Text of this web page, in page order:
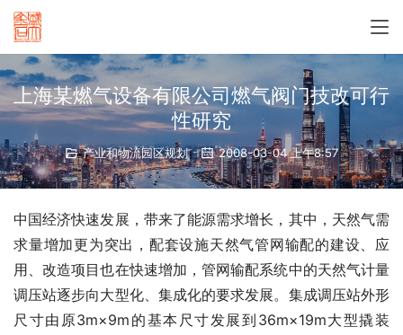
上海某燃气设备有限公司燃气阀门技改可行
性研究
产业和物流园区规划 2008-03-04 上午8:57
中国经济快速发展，带来了能源需求增长，其中，天然气需
求量增加更为突出，配套设施天然气管网输配的建设、应
用、改造项目也在快速增加，管网输配系统中的天然气计量
调压站逐步向大型化、集成化的要求发展。集成调压站外形
尺寸由原3m×9m的基本尺寸发展到36m×19m大型撬装